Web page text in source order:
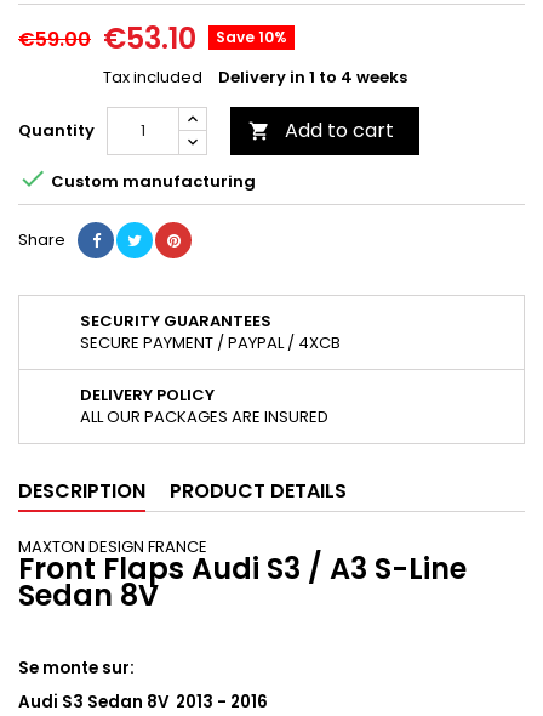
€59.00 €53.10 Save 10%
Tax included Delivery in 1 to 4 weeks
Quantity  Add to cart
 Custom manufacturing
Share
SECURITY GUARANTEES
SECURE PAYMENT / PAYPAL / 4XCB
DELIVERY POLICY
ALL OUR PACKAGES ARE INSURED
DESCRIPTION PRODUCT DETAILS
MAXTON DESIGN FRANCE
Front Flaps Audi S3 / A3 S-Line
Sedan 8V
Se monte sur:
Audi S3 Sedan 8V 2013 - 2016